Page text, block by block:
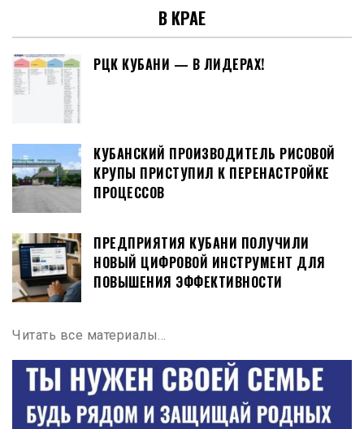
В КРАЕ
РЦК КУБАНИ — В ЛИДЕРАХ!
КУБАНСКИЙ ПРОИЗВОДИТЕЛЬ РИСОВОЙ
КРУПЫ ПРИСТУПИЛ К ПЕРЕНАСТРОЙКЕ
ПРОЦЕССОВ
ПРЕДПРИЯТИЯ КУБАНИ ПОЛУЧИЛИ
НОВЫЙ ЦИФРОВОЙ ИНСТРУМЕНТ ДЛЯ
ПОВЫШЕНИЯ ЭФФЕКТИВНОСТИ
Читать все материалы…